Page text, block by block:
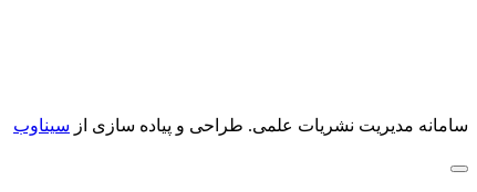
سامانه مدیریت نشریات علمی. طراحی و پیاده سازی از سیناوب